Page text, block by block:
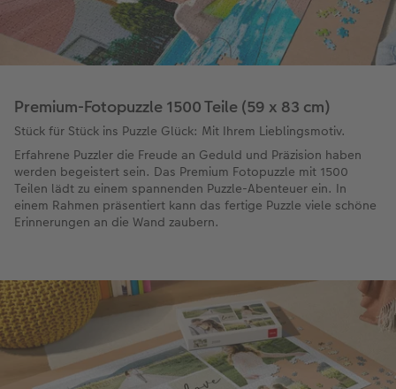
Premium-Fotopuzzle 1500 Teile (59 x 83 cm)
Stück für Stück ins Puzzle Glück: Mit Ihrem Lieblingsmotiv.
Erfahrene Puzzler die Freude an Geduld und Präzision haben
werden begeistert sein. Das Premium Fotopuzzle mit 1500
Teilen lädt zu einem spannenden Puzzle-Abenteuer ein. In
einem Rahmen präsentiert kann das fertige Puzzle viele schöne
Erinnerungen an die Wand zaubern.